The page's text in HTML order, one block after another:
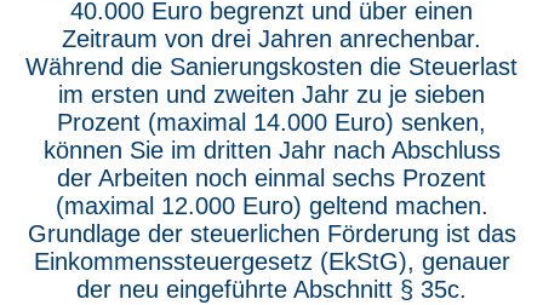
40.000 Euro begrenzt und über einen
Zeitraum von drei Jahren anrechenbar.
Während die Sanierungskosten die Steuerlast
im ersten und zweiten Jahr zu je sieben
Prozent (maximal 14.000 Euro) senken,
können Sie im dritten Jahr nach Abschluss
der Arbeiten noch einmal sechs Prozent
(maximal 12.000 Euro) geltend machen.
Grundlage der steuerlichen Förderung ist das
Einkommenssteuergesetz (EkStG), genauer
der neu eingeführte Abschnitt § 35c.